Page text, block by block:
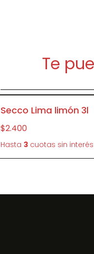
Te
Secco Lima limón 3l
$2.400
Hasta 3 cuotas sin interés